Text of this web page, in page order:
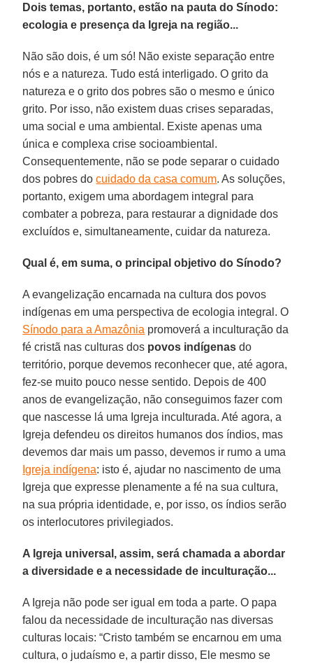
Dois temas, portanto, estão na pauta do Sínodo:
ecologia e presença da Igreja na região...
Não são dois, é um só! Não existe separação entre
nós e a natureza. Tudo está interligado. O grito da
natureza e o grito dos pobres são o mesmo e único
grito. Por isso, não existem duas crises separadas,
uma social e uma ambiental. Existe apenas uma
única e complexa crise socioambiental.
Consequentemente, não se pode separar o cuidado
dos pobres docuidado da casa comum. As soluções,
portanto, exigem uma abordagem integral para
combater a pobreza, para restaurar a dignidade dos
excluídos e, simultaneamente, cuidar da natureza.
Qual é, em suma, o principal objetivo do Sínodo?
A evangelização encarnada na cultura dos povos
indígenas em uma perspectiva de ecologia integral. O
Sínodo para a Amazônia promoverá a inculturação da
fé cristã nas culturas dos povos indígenas do
território, porque devemos reconhecer que, até agora,
fez-se muito pouco nesse sentido. Depois de 400
anos de evangelização, não conseguimos fazer com
que nascesse lá uma Igreja inculturada. Até agora, a
Igreja defendeu os direitos humanos dos índios, mas
devemos dar mais um passo, devemos ir rumo a uma
Igreja indígena: isto é, ajudar no nascimento de uma
Igreja que expresse plenamente a fé na sua cultura,
na sua própria identidade, e, por isso, os índios serão
os interlocutores privilegiados.
A Igreja universal, assim, será chamada a abordar
a diversidade e a necessidade de inculturação...
A Igreja não pode ser igual em toda a parte. O papa
falou da necessidade de inculturação nas diversas
culturas locais: “Cristo também se encarnou em uma
cultura, o judaísmo e, a partir disso, Ele mesmo se